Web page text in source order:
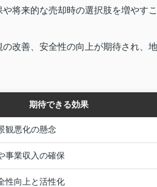
将来的な売却時の選択肢を増やすこ
改善、安全性の向上が期待され、地
期待できる効果
観悪化の懸念
事業収入の確保
性向上と活性化